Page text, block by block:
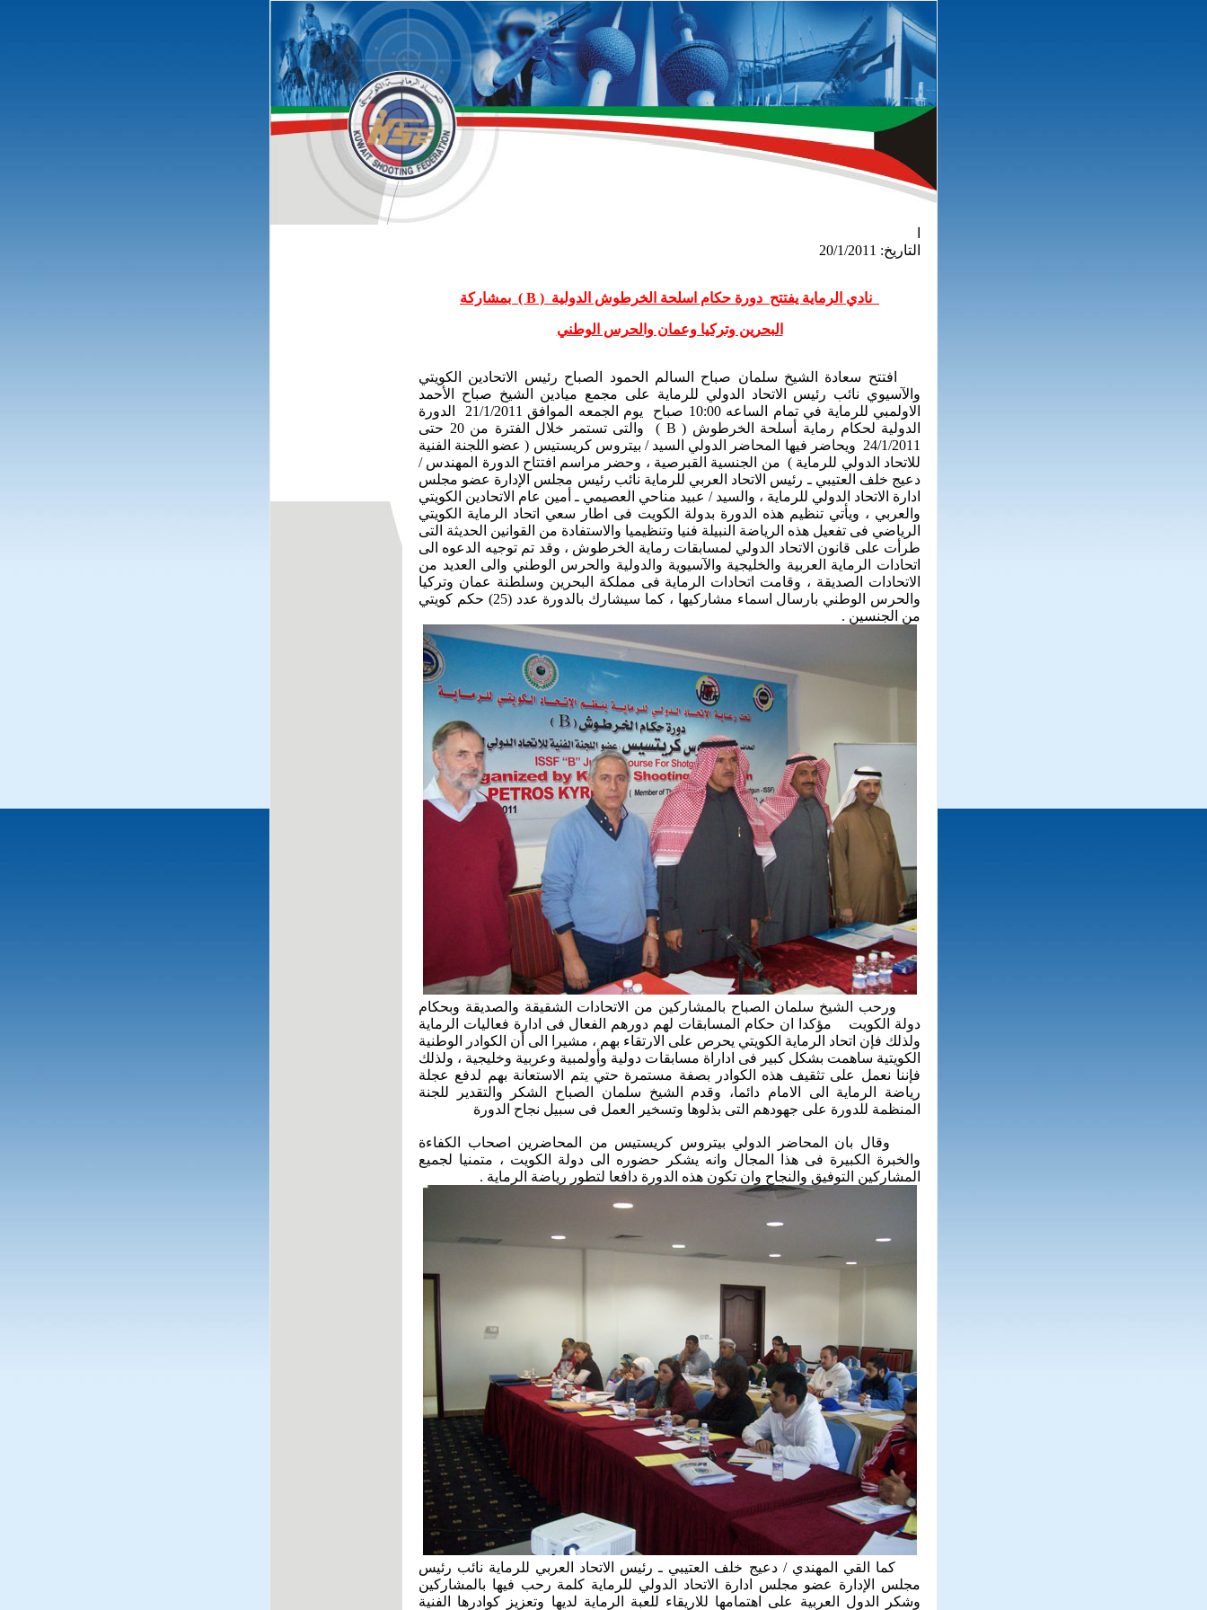
التاريخ: 20/1/2011
نادي الرماية يفتتح دورة حكام اسلحة الخرطوش الدولية ( B ) بمشاركة
البحرين وتركيا وعمان والحرس الوطني
افتتح سعادة الشيخ سلمان صباح السالم الحمود الصباح رئيس الاتحادين الكويتي
والآسيوي نائب رئيس الاتحاد الدولي للرماية على مجمع ميادين الشيخ صباح الأحمد
الاولمبي للرماية في تمام الساعه 10:00 صباح يوم الجمعه الموافق 21/1/2011 الدورة
الدولية لحكام رماية أسلحة الخرطوش (
B
) والتى تستمر خلال الفترة من 20 حتى
24/1/2011 ويحاضر فيها المحاضر الدولي السيد / بيتروس كريستيس ( عضو اللجنة الفنية
للاتحاد الدولي للرماية ) من الجنسية القبرصية ، وحضر مراسم افتتاح الدورة المهندس /
دعيج خلف العتيبي ـ رئيس الاتحاد العربي للرماية نائب رئيس مجلس الإدارة عضو مجلس
ادارة الاتحاد الدولي للرماية ، والسيد / عبيد مناحي العصيمي ـ أمين عام الاتحادين الكويتي
والعربي ، ويأتي تنظيم هذه الدورة بدولة الكويت فى اطار سعي اتحاد الرماية الكويتي
الرياضي فى تفعيل هذه الرياضة النبيلة فنيا وتنظيميا والاستفادة من القوانين الحديثة التى
طرأت على قانون الاتحاد الدولي لمسابقات رماية الخرطوش ، وقد تم توجيه الدعوه الى
اتحادات الرماية العربية والخليجية والآسيوية والدولية والحرس الوطني والى العديد من
الاتحادات الصديقة ، وقامت اتحادات الرماية فى مملكة البحرين وسلطنة عمان وتركيا
والحرس الوطني بارسال اسماء مشاركيها ، كما سيشارك بالدورة عدد (25) حكم كويتي
من الجنسين .
ورحب الشيخ سلمان الصباح بالمشاركين من الاتحادات الشقيقة والصديقة وبحكام
دولة الكويت مؤكدا ان حكام المسابقات لهم دورهم الفعال فى ادارة فعاليات الرماية
ولذلك فإن اتحاد الرماية الكويتي يحرص على الارتقاء بهم ، مشيرا الى أن الكوادر الوطنية
الكويتية ساهمت بشكل كبير فى اداراة مسابقات دولية وأولمبية وعربية وخليجية ، ولذلك
فإننا نعمل على تثقيف هذه الكوادر بصفة مستمرة حتي يتم الاستعانة بهم لدفع عجلة
رياضة الرماية الى الامام دائما، وقدم الشيخ سلمان الصباح الشكر والتقدير للجنة
المنظمة للدورة على جهودهم التى بذلوها وتسخير العمل فى سبيل نجاح الدورة
وقال بان المحاضر الدولي بيتروس كريستيس من المحاضرين اصحاب الكفاءة
والخبرة الكبيرة فى هذا المجال وانه يشكر حضوره الى دولة الكويت ، متمنيا لجميع
المشاركين التوفيق والنجاح وان تكون هذه الدورة دافعا لتطور رياضة الرماية .
كما القي المهندي / دعيج خلف العتيبي ـ رئيس الاتحاد العربي للرماية نائب رئيس
مجلس الإدارة عضو مجلس ادارة الاتحاد الدولي للرماية كلمة رحب فيها بالمشاركين
وشكر الدول العربية على اهتمامها للاريقاء للعبة الرماية لديها وتعزيز كوادرها الفنية